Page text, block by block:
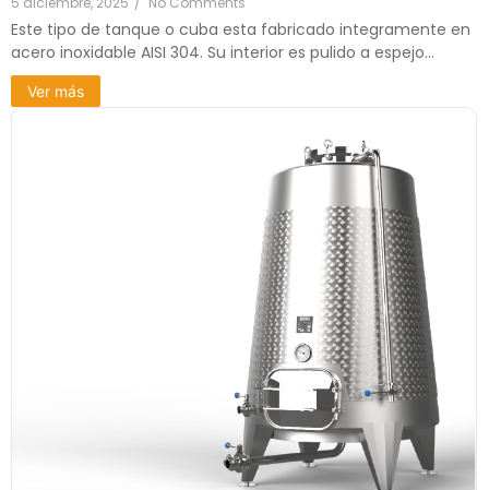
Este tipo de tanque o cuba esta fabricado integramente en
acero inoxidable AISI 304. Su interior es pulido a espejo...
Ver más